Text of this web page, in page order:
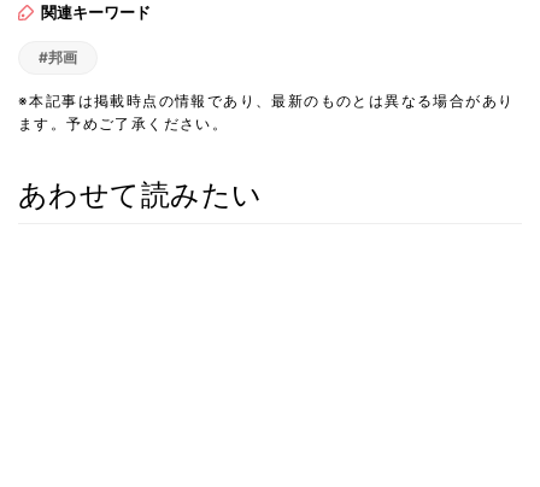
関連キーワード
#邦画
※本記事は掲載時点の情報であり、最新のものとは異なる場合があり
ます。予めご了承ください。
あわせて読みたい